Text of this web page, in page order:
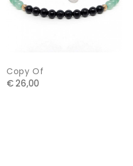
Copy Of
€ 26,00